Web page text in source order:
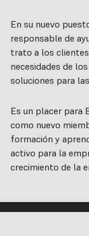
En su nuevo
responsable de
trato a los
necesidades de
soluciones para
Es un placer para
como nuevo
formación y
activo para la
crecimiento de la